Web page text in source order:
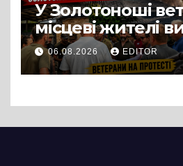
У Золотоноші
місцеві жителі
протест до стін
підприємства
Три», що
06.08.2026 EDITOR